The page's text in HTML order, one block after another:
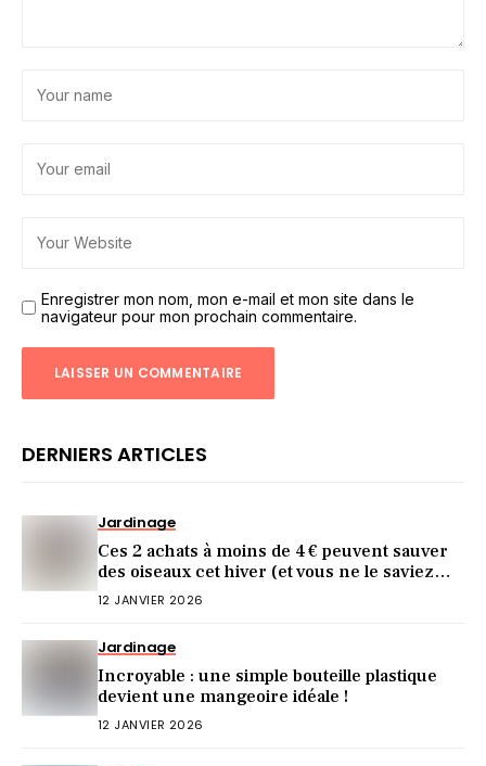
Enregistrer mon nom, mon e-mail et mon site dans le
navigateur pour mon prochain commentaire.
DERNIERS ARTICLES
Jardinage
Ces 2 achats à moins de 4 € peuvent sauver
des oiseaux cet hiver (et vous ne le saviez
pas)
12 JANVIER 2026
Jardinage
Incroyable : une simple bouteille plastique
devient une mangeoire idéale !
12 JANVIER 2026